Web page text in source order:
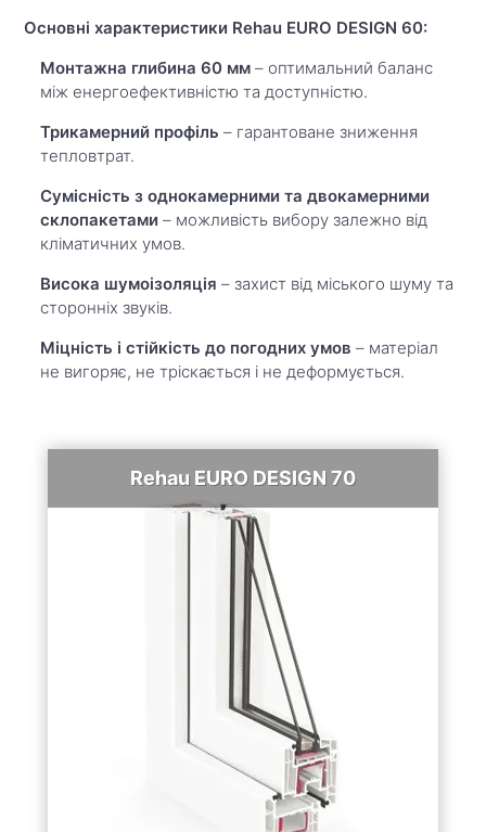
Основні характеристики Rehau EURO DESIGN 60:
Монтажна глибина 60 мм – оптимальний баланс
між енергоефективністю та доступністю.
Трикамерний профіль – гарантоване зниження
тепловтрат.
Сумісність з однокамерними та двокамерними
склопакетами – можливість вибору залежно від
кліматичних умов.
Висока шумоізоляція – захист від міського шуму та
сторонніх звуків.
Міцність і стійкість до погодних умов – матеріал
не вигоряє, не тріскається і не деформується.
Rehau EURO DESIGN 70
Кількість камер,
5
70
до 40
так
Roto, Axor
от 3700 грн
ДЕТАЛЬНІШЕ